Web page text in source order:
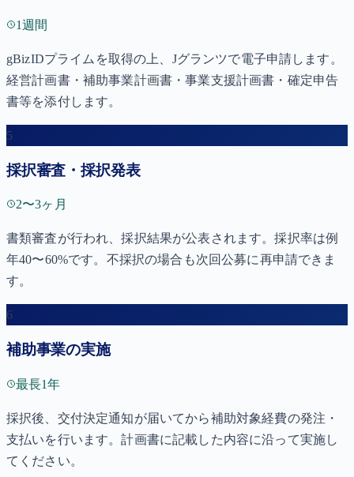
1週間
gBizIDプライムを取得の上、Jグランツで電子申請します。
経営計画書・補助事業計画書・事業支援計画書・確定申告
書等を添付します。
5
採択審査・採択発表
2〜3ヶ月
書類審査が行われ、採択結果が公表されます。採択率は例
年40〜60%です。不採択の場合も次回公募に再申請できま
す。
6
補助事業の実施
最長1年
採択後、交付決定通知が届いてから補助対象経費の発注・
支払いを行います。計画書に記載した内容に沿って実施し
てください。